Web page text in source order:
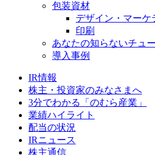
包装資材
デザイン・マーケ
印刷
あなたの知らないチュ
導入事例
IR情報
株主・投資家のみなさまへ
3分でわかる「のむら産業」
業績ハイライト
配当の状況
IRニュース
株主通信